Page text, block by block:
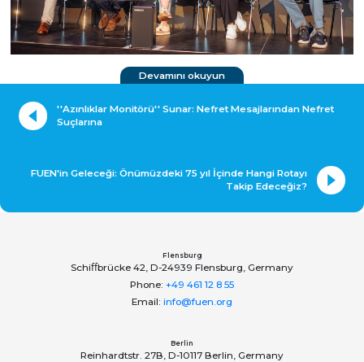
Devamını okuyun
''Azınlıklar Monitörü'' Sunar: Nefret Mesajlarından Nefret
Suçlarına
FUEN'in Geleceği: Önümüzdeki 75 yıl İçinde Hangi Rotayı
Takip Edeceğiz?
Flensburg
Schiﬀbrücke 42, D-24939 Flensburg, Germany
Phone: +49 461 12 8 55
Email: info@fuen.org
Berlin
Reinhardtstr. 27B, D-10117 Berlin, Germany